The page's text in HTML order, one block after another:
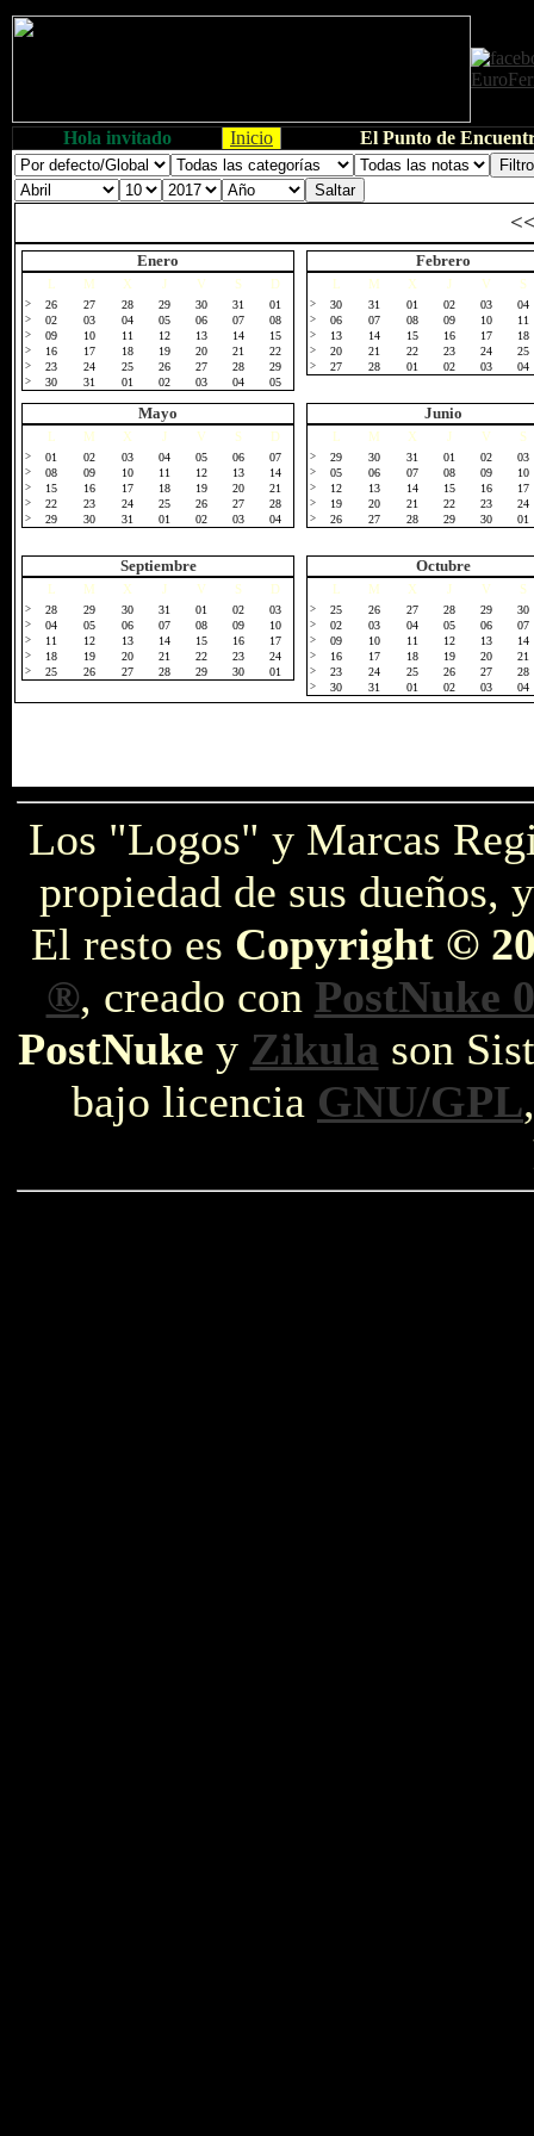
Hola invitado Inicio El Punto de
Enero
M X J V S D
> 26 27 28 29 30 31 01
> 02 03 04 05 06 07 08
> 09 10 11 12 13 14 15
> 16 17 18 19 20 21 22
> 23 24 25 26 27 28 29
> 30 31 01 02 03 04 05
Febrero
M X J V S
> 30 31 01 02 03 04
> 06 07 08 09 10 11
> 13 14 15 16 17 18
> 20 21 22 23 24 25
> 27 28 01 02 03 04
Mayo
M X J V S D
> 01 02 03 04 05 06 07
> 08 09 10 11 12 13 14
> 15 16 17 18 19 20 21
> 22 23 24 25 26 27 28
> 29 30 31 01 02 03 04
Junio
M X J V S
> 29 30 31 01 02 03
> 05 06 07 08 09 10
> 12 13 14 15 16 17
> 19 20 21 22 23 24
> 26 27 28 29 30 01
Septiembre
M X J V S D
> 28 29 30 31 01 02 03
> 04 05 06 07 08 09 10
> 11 12 13 14 15 16 17
> 18 19 20 21 22 23 24
> 25 26 27 28 29 30 01
Octubre
M X J V S
> 25 26 27 28 29 30
> 02 03 04 05 06 07
> 09 10 11 12 13 14
> 16 17 18 19 20 21
> 23 24 25 26 27 28
> 30 31 01 02 03 04
Los "Logos" y Marcas
propiedad de sus dueños,
El resto es Copyright ©
®, creado con PostNuke
PostNuke y Zikula son
bajo licencia GNU/GPL